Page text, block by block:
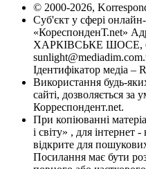
© 2000-2026,
Суб'єкт у сфері
«КореспонденТ.net»
ХАРКІВСЬКЕ ШОСЕ,
Ідентифікатор медіа –
Використання будь-
сайті, дозволяється за
Корреспондент.net.
При копіюванні
і світу» , для інтернет
відкрите для
Посилання має бути